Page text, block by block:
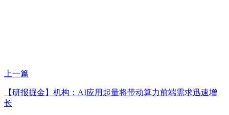
上一篇
【研报掘金】机构：AI应用起量将带动算力前端需求迅速增
长